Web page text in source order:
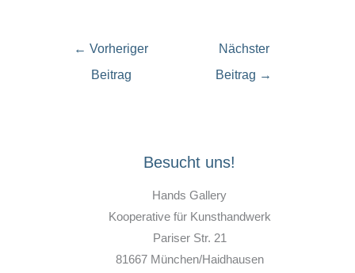
← Vorheriger
Beitrag
Nächster
Beitrag →
Besucht uns!
Hands Gallery
Kooperative für Kunsthandwerk
Pariser Str. 21
81667 München/Haidhausen